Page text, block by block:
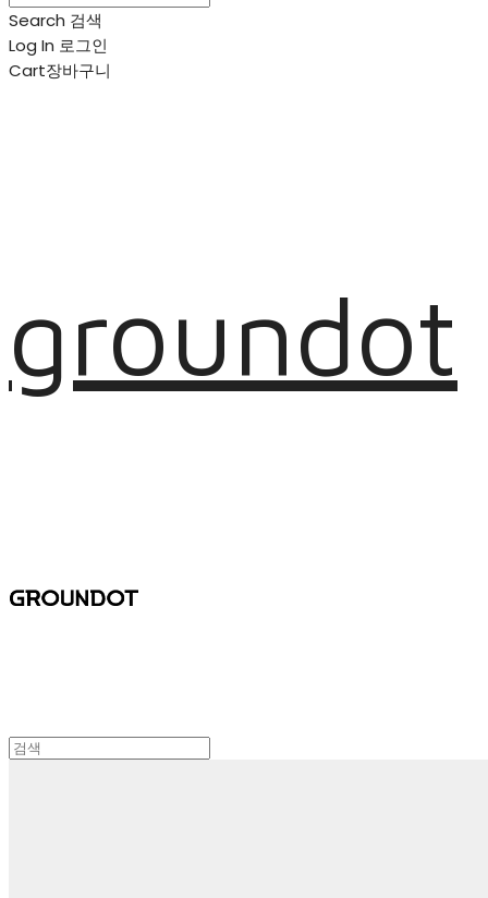
Search 검색
Log In 로그인
Cart장바구니
groundot